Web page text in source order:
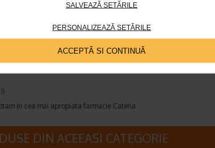
SALVEAZĂ SETĂRILE
PERSONALIZEAZĂ SETĂRILE
ACCEPTĂ SI CONTINUĂ
medicului sau farmacistului înaintea utilizarii suplimentului alimentar. A nu se
de preferinta, înainte de sfarsitul lunii înscrise pe ambalaj. A se pastra la
in cea mai apropiata farmacie Catena
DIN ACEEASI CATEGORIE